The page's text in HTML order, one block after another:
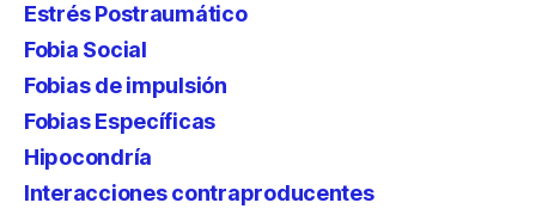
Estrés Postraumático
Fobia Social
Fobias de impulsión
Fobias Específicas
Hipocondría
Interacciones contraproducentes